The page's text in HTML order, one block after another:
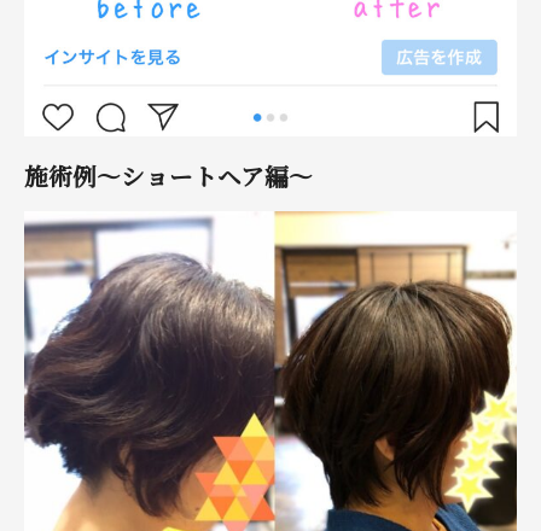
施術例〜ショートヘア編〜